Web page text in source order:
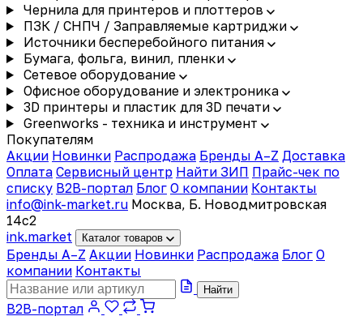
Чернила для принтеров и плоттеров
ПЗК / СНПЧ / Заправляемые картриджи
Источники бесперебойного питания
Бумага, фольга, винил, пленки
Сетевое оборудование
Офисное оборудование и электроника
3D принтеры и пластик для 3D печати
Greenworks - техника и инструмент
Покупателям
Акции Новинки Распродажа Бренды A–Z Доставка
Оплата Сервисный центр Найти ЗИП Прайс-чек по
списку B2B-портал Блог О компании Контакты
info@ink-market.ru Москва, Б. Новодмитровская
14с2
ink.market Каталог товаров
Бренды A–Z Акции Новинки Распродажа Блог О
компании Контакты
Найти
B2B-портал